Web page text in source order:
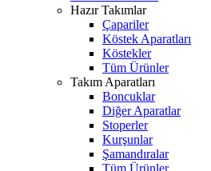
Hazır Takımlar
Çapariler
Köstek Aparatları
Köstekler
Tüm Ürünler
Takım Aparatları
Boncuklar
Diğer Aparatlar
Stoperler
Kurşunlar
Şamandıralar
Tüm Ürünler